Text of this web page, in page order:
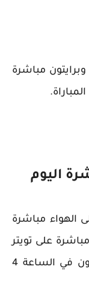
مباشرة
اليوم
مباشرة
على تويتر
اليوم ، حيث تنطلق المباراة ضد برايتون في الساعة 4